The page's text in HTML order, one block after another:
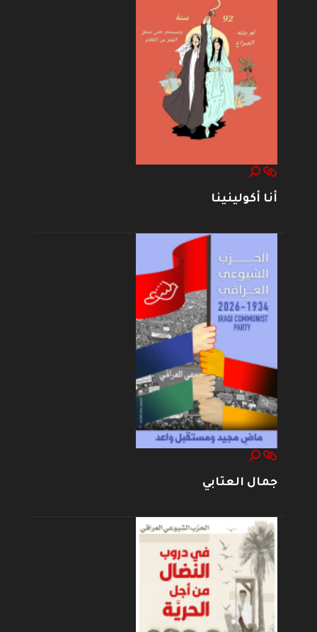
أنا أكولينينا
جمال العتابي